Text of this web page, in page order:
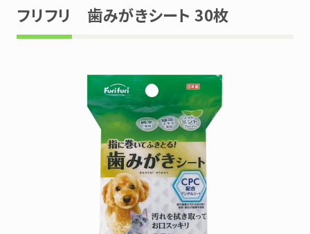
フリフリ 歯みがきシート 30枚